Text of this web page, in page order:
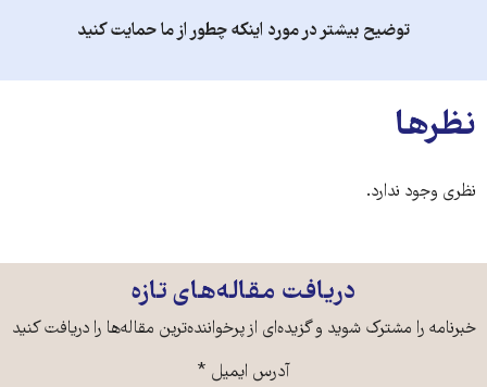
توضیح بیشتر در مورد اینکه چطور از ما حمایت کنید
نظرها
نظری وجود ندارد.
دریافت مقاله‌های تازه
خبرنامه را مشترک شوید و گزیده‌ای از پرخواننده‌ترین مقاله‌ها را دریافت کنید
آدرس ایمیل *